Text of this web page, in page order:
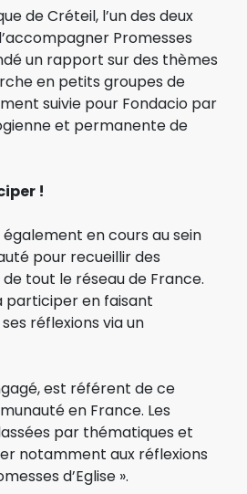
de Créteil, l’un des deux
Promesses
un rapport sur des thèmes
en petits groupes de
suivie pour Fondacio par
et permanente de
!
en cours au sein
pour recueillir des
tout le réseau de France.
participer en faisant
réflexions via un
est référent de ce
en France. Les
par thématiques et
notamment aux réflexions
d’Eglise ».